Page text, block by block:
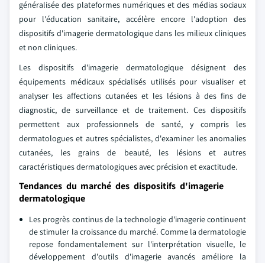
généralisée des plateformes numériques et des médias sociaux
pour l'éducation sanitaire, accélère encore l'adoption des
dispositifs d'imagerie dermatologique dans les milieux cliniques
et non cliniques.
Les dispositifs d'imagerie dermatologique désignent des
équipements médicaux spécialisés utilisés pour visualiser et
analyser les affections cutanées et les lésions à des fins de
diagnostic, de surveillance et de traitement. Ces dispositifs
permettent aux professionnels de santé, y compris les
dermatologues et autres spécialistes, d'examiner les anomalies
cutanées, les grains de beauté, les lésions et autres
caractéristiques dermatologiques avec précision et exactitude.
Tendances du marché des dispositifs d'imagerie
dermatologique
Les progrès continus de la technologie d'imagerie continuent
de stimuler la croissance du marché. Comme la dermatologie
repose fondamentalement sur l'interprétation visuelle, le
développement d'outils d'imagerie avancés améliore la